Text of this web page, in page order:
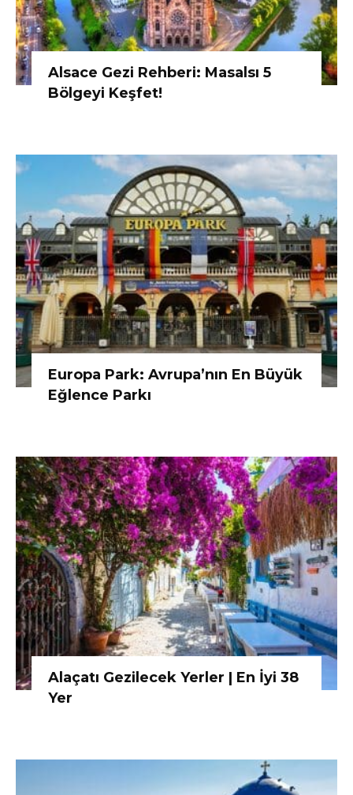
Alsace Gezi Rehberi: Masalsı 5
Bölgeyi Keşfet!
Europa Park: Avrupa’nın En Büyük
Eğlence Parkı
Alaçatı Gezilecek Yerler | En İyi 38
Yer